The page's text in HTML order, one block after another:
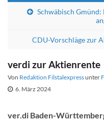
Schwäbisch
CDU-Vorschläge zur
verdi zur Aktienrente
Von Redaktion Filstalexpressunter
6. März 2024
ver.di Baden-